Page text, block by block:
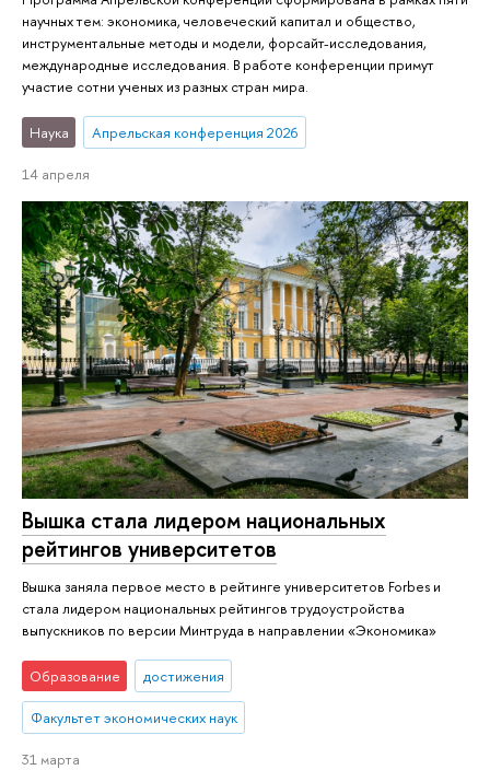
научных тем: экономика, человеческий капитал и общество,
инструментальные методы и модели, форсайт-исследования,
международные исследования. В работе конференции примут
участие сотни ученых из разных стран мира.
Наука Апрельская конференция 2026
14 апреля
Вышка стала лидером национальных
рейтингов университетов
Вышка заняла первое место в рейтинге университетов Forbes и
стала лидером национальных рейтингов трудоустройства
выпускников по версии Минтруда в направлении «Экономика»
Образование достижения
Факультет экономических наук
31 марта